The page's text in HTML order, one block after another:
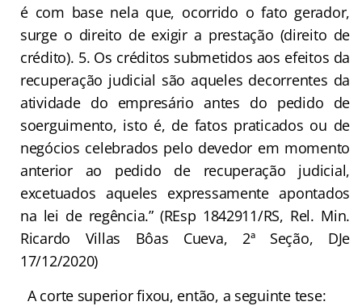
é com base nela que, ocorrido o fato gerador,
surge o direito de exigir a prestação (direito de
crédito). 5. Os créditos submetidos aos efeitos da
recuperação judicial são aqueles decorrentes da
atividade do empresário antes do pedido de
soerguimento, isto é, de fatos praticados ou de
negócios celebrados pelo devedor em momento
anterior ao pedido de recuperação judicial,
excetuados aqueles expressamente apontados
na lei de regência.” (REsp 1842911/RS, Rel. Min.
Ricardo Villas Bôas Cueva, 2ª Seção, DJe
17/12/2020)
A corte superior fixou, então, a seguinte tese: